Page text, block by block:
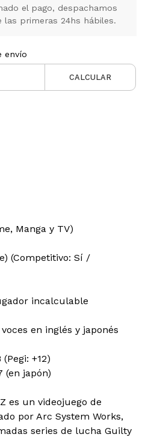
el pago, despachamos
primeras 24hs hábiles.
envío
CALCULAR
Manga y TV)
(Competitivo: Sí /
incalculable
en inglés y japonés
+12)
(en japón)
es un videojuego de
por Arc System Works,
series de lucha Guilty